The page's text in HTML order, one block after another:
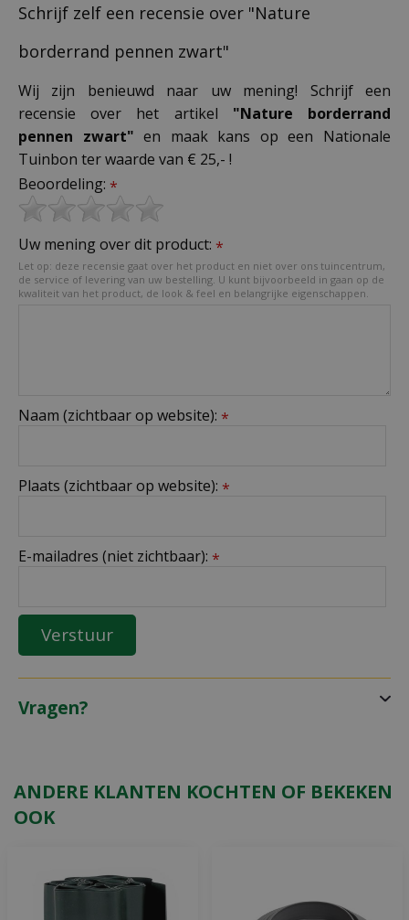
Schrijf zelf een recensie over "Nature
borderrand pennen zwart"
Wij zijn benieuwd naar uw mening! Schrijf een
recensie over het artikel "Nature borderrand
pennen zwart" en maak kans op een Nationale
Tuinbon ter waarde van € 25,- !
Beoordeling: *
Uw mening over dit product: *
Let op: deze recensie gaat over het product en niet over ons tuincentrum,
de service of levering van uw bestelling. U kunt bijvoorbeeld in gaan op de
kwaliteit van het product, de look & feel en belangrijke eigenschappen.
Naam (zichtbaar op website): *
Plaats (zichtbaar op website): *
E-mailadres (niet zichtbaar): *
Vragen?
ANDERE KLANTEN KOCHTEN OF BEKEKEN
OOK